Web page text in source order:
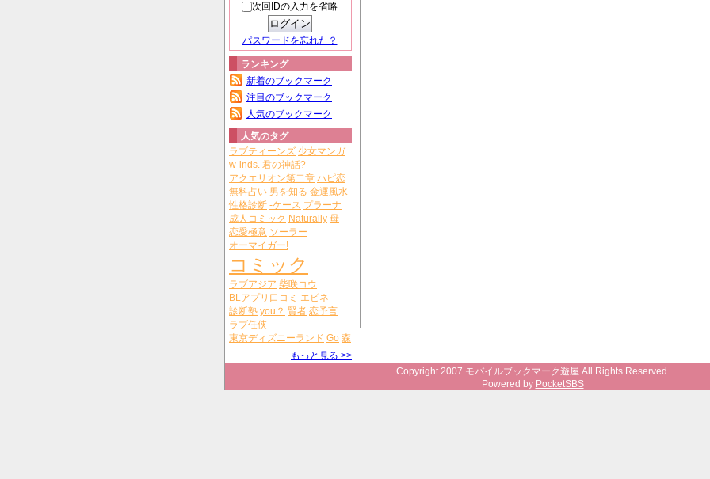
次回IDの入力を省略
パスワードを忘れた？
ランキング
新着のブックマーク
注目のブックマーク
人気のブックマーク
人気のタグ
ラブティーンズ 少女マンガ
w-inds. 君の神話?
アクエリオン第二章 ハピ恋
無料占い 男を知る 金運風水
性格診断 -ケース プラーナ
成人コミック Naturally 母
恋愛極意 ソーラー
オーマイガー!
コミック
ラブアジア 柴咲コウ
BLアプリ口コミ エビネ
診断塾 you？ 賢者 恋予言
ラブ任侠
東京ディズニーランド Go 森
もっと見る >>
Copyright 2007 モバイルブックマーク遊屋 All Rights Reserved.
Powered by PocketSBS